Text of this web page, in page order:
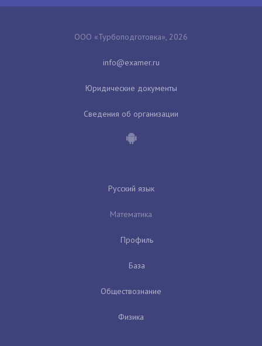
ООО «Турбоподготовка», 2026
Юридические документы
Сведения об организации
Русский язык
Математика
Профиль
База
Обществознание
Физика